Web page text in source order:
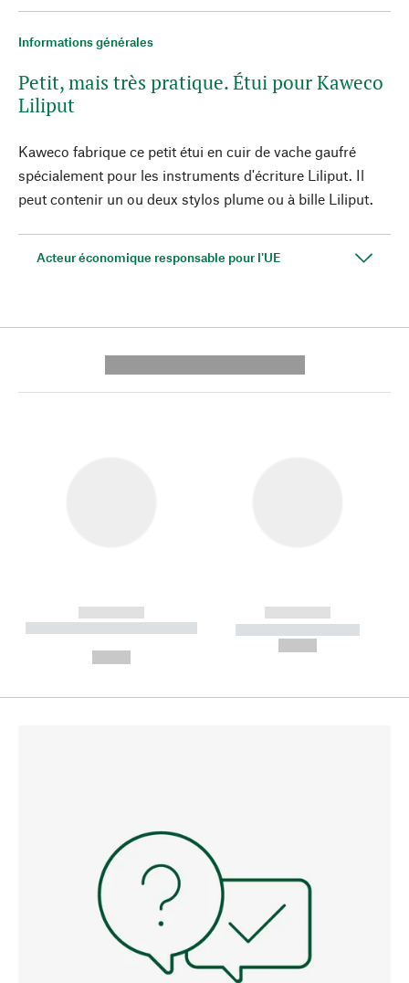
Informations générales
Petit, mais très pratique. Étui pour Kaweco
Liliput
Kaweco fabrique ce petit étui en cuir de vache gaufré
spécialement pour les instruments d'écriture Liliput. Il
peut contenir un ou deux stylos plume ou à bille Liliput.
Acteur économique responsable pour l'UE
------------
----------- ----------- --------
------------
----------- -----------